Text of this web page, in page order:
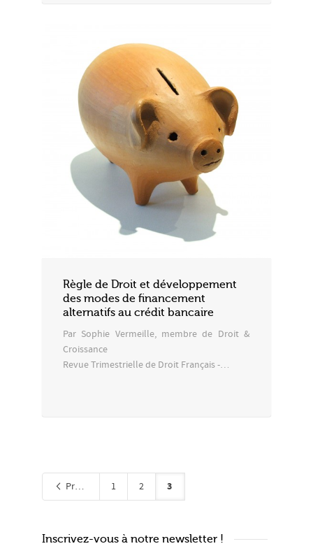
Règle de Droit et développement
des modes de financement
alternatifs au crédit bancaire
Par Sophie Vermeille, membre de Droit &
Croissance
Revue Trimestrielle de Droit Français -…
Précédent 1 2 3
Inscrivez-vous à notre newsletter !